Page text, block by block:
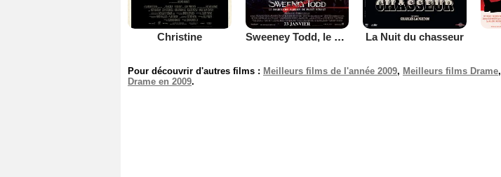
Christine Sweeney Todd, le diabolique barbier de Fleet Street La Nuit du chasseur
Pour découvrir d'autres films : Meilleurs films de l'année 2009, Meilleurs films Drame,
Drame en 2009.